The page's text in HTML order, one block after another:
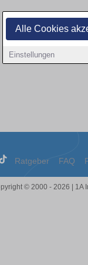
Alle Cookies
Einstellungen
Ratgeber FAQ
© 2000 - 2026 | 1A